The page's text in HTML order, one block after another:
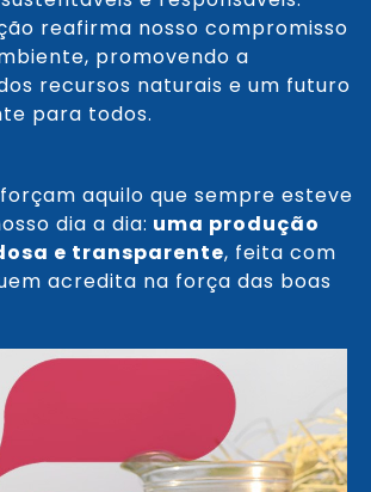
reafirma nosso compromisso
promovendo a
recursos naturais e um futuro
para todos.
aquilo que sempre esteve
dia a dia: uma produção
e transparente, feita com
acredita na força das boas